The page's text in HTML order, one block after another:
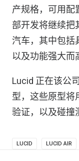
产规格，可用配
部开发将继续把
汽车，其中包括
以及功能强大而
Lucid 正在该公
型，这些原型将
验证，以及碰撞
LUCID LUCID AIR